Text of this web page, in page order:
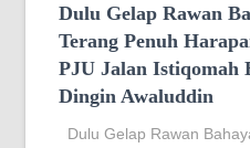
Dulu Gelap Rawan
Terang Penuh
PJU Jalan Istiqomah
Dingin Awaluddin
Dulu Gelap Rawan